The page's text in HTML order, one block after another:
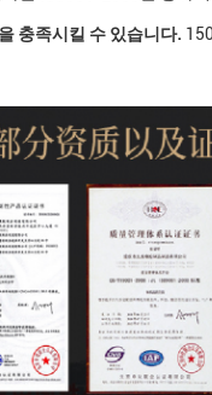
충족시킬 수 있습니다.